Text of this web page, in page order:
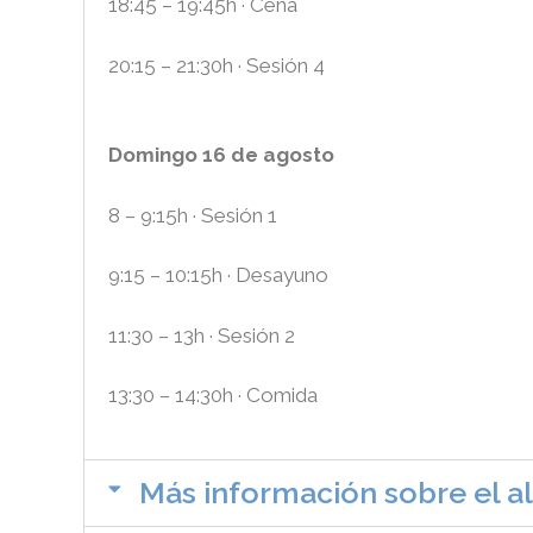
18:45 – 19:45h · Cena
20:15 – 21:30h · Sesión 4
Domingo 16 de agosto
8 – 9:15h · Sesión 1
9:15 – 10:15h · Desayuno
11:30 – 13h · Sesión 2
13:30 – 14:30h · Comida
Más información sobre el